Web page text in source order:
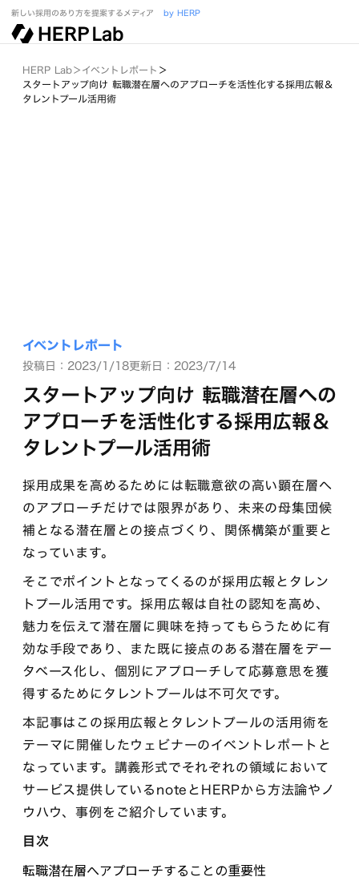
新しい採用のあり方を提案するメディア by HERP
HERP Lab＞イベントレポート ＞
スタートアップ向け 転職潜在層へのアプローチを活性化する採用広報＆
タレントプール活用術
イベントレポート
投稿日：2023/1/18更新日：2023/7/14
スタートアップ向け 転職潜在層への
アプローチを活性化する採用広報＆
タレントプール活用術
採用成果を高めるためには転職意欲の高い顕在層へ
のアプローチだけでは限界があり、未来の母集団候
補となる潜在層との接点づくり、関係構築が重要と
なっています。
そこでポイントとなってくるのが採用広報とタレン
トプール活用です。採用広報は自社の認知を高め、
魅力を伝えて潜在層に興味を持ってもらうために有
効な手段であり、また既に接点のある潜在層をデー
タベース化し、個別にアプローチして応募意思を獲
得するためにタレントプールは不可欠です。
本記事はこの採用広報とタレントプールの活用術を
テーマに開催したウェビナーのイベントレポートと
なっています。講義形式でそれぞれの領域において
サービス提供しているnoteとHERPから方法論やノ
ウハウ、事例をご紹介しています。
目次
転職潜在層へアプローチすることの重要性